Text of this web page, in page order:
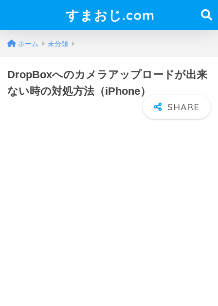
すまおじ.com
ホーム 未分類
DropBoxへのカメラアップロードが出来
ない時の対処方法（iPhone）